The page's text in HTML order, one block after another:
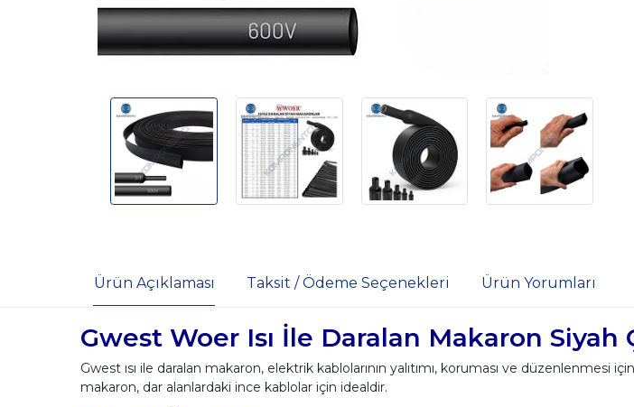
Ürün Açıklaması Taksit / Ödeme Seçenekleri Ürün Yorumları
Gwest Woer Isı İle Daralan Makaron Siyah
Gwest ısı ile daralan makaron, elektrik kablolarının yalıtımı, koruması ve düzenlenmesi
makaron, dar alanlardaki ince kablolar için idealdir.